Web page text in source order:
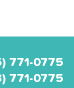
771-0775
771-0775